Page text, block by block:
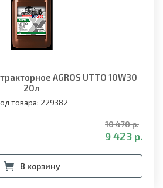
AGROS UTTO 10W30
20л
товара: 229382
10 470 р.
9 423 р.
В корзину